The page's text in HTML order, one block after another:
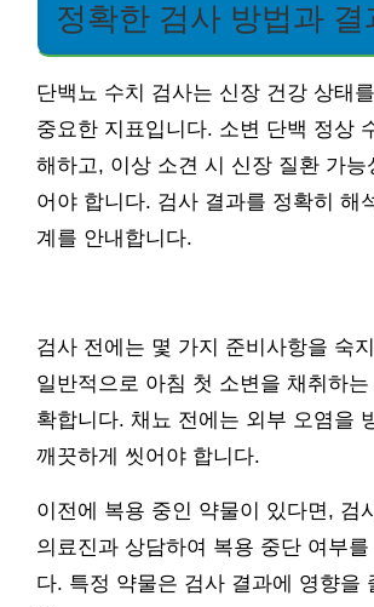
정확한 검사 방법과 결
단백뇨 수치 검사는 신장 건강 상태
중요한 지표입니다. 소변 단백 정상
해하고, 이상 소견 시 신장 질환 가능
어야 합니다. 검사 결과를 정확히 해
계를 안내합니다.
검사 전에는 몇 가지 준비사항을 숙
일반적으로 아침 첫 소변을 채취하
확합니다. 채뇨 전에는 외부 오염을
깨끗하게 씻어야 합니다.
이전에 복용 중인 약물이 있다면, 검
의료진과 상담하여 복용 중단 여부를
다. 특정 약물은 검사 결과에 영향을